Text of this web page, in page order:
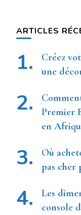
ARTICLES
Créez
une
Premier
en
Où
pas cher
Les
console